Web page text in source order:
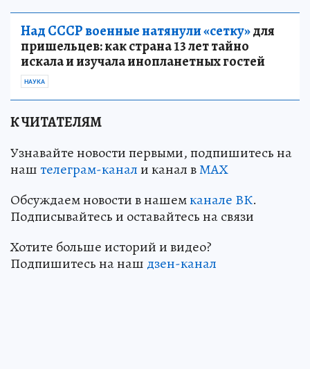
Над СССР военные натянули «сетку»для
пришельцев: как страна 13 лет тайно
искала и изучала инопланетных гостей
НАУКА
К ЧИТАТЕЛЯМ
Узнавайте новости первыми, подпишитесь на
наштелеграм-канали канал вМАХ
Обсуждаем новости в нашемканале ВК.
Подписывайтесь и оставайтесь на связи
Хотите больше историй и видео?
Подпишитесь на наш дзен-канал